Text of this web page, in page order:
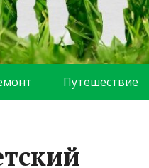
Путешествие